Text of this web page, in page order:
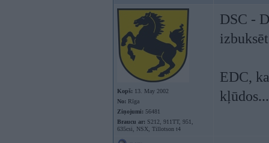
Kopš: 13. May 2002
No: Rīga
Ziņojumi: 56481
Braucu ar: S212, 911TT, 951,
635csi, NSX, Tillotson t4
DSC -
EDC,
kļūdos...